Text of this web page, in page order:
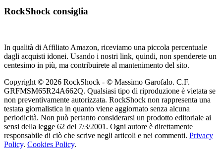
RockShock consiglia
In qualità di Affiliato Amazon, riceviamo una piccola percentuale
dagli acquisti idonei. Usando i nostri link, quindi, non spenderete un
centesimo in più, ma contribuirete al mantenimento del sito.
Copyright © 2026 RockShock - © Massimo Garofalo. C.F.
GRFMSM65R24A662Q. Qualsiasi tipo di riproduzione è vietata se
non preventivamente autorizzata. RockShock non rappresenta una
testata giornalistica in quanto viene aggiornato senza alcuna
periodicità. Non può pertanto considerarsi un prodotto editoriale ai
sensi della legge 62 del 7/3/2001. Ogni autore è direttamente
responsabile di ciò che scrive negli articoli e nei commenti. Privacy
Policy. Cookies Policy.